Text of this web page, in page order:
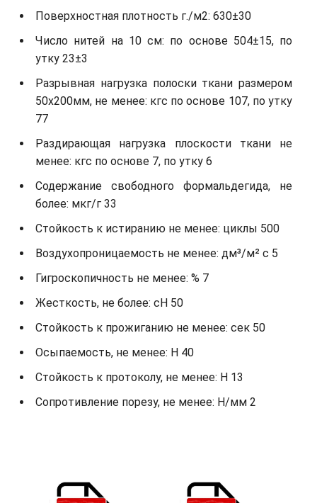
Поверхностная плотность г./м2: 630±30
Число нитей на 10 см: по основе 504±15, по
утку 23±3
Разрывная нагрузка полоски ткани размером
50х200мм, не менее: кгс по основе 107, по утку
77
Раздирающая нагрузка плоскости ткани не
менее: кгс по основе 7, по утку 6
Содержание свободного формальдегида, не
более: мкг/г 33
Стойкость к истиранию не менее: циклы 500
Воздухопроницаемость не менее: дм³/м² с 5
Гигроскопичность не менее: % 7
Жесткость, не более: cH 50
Стойкость к прожиганию не менее: сек 50
Осыпаемость, не менее: H 40
Стойкость к протоколу, не менее: H 13
Сопротивление порезу, не менее: Н/мм 2